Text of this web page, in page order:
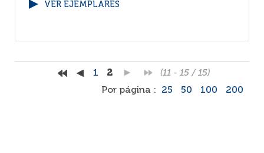
VER EJEMPLARES
1 2
(11 - 15 / 15)
Por página :
25 50 100 200